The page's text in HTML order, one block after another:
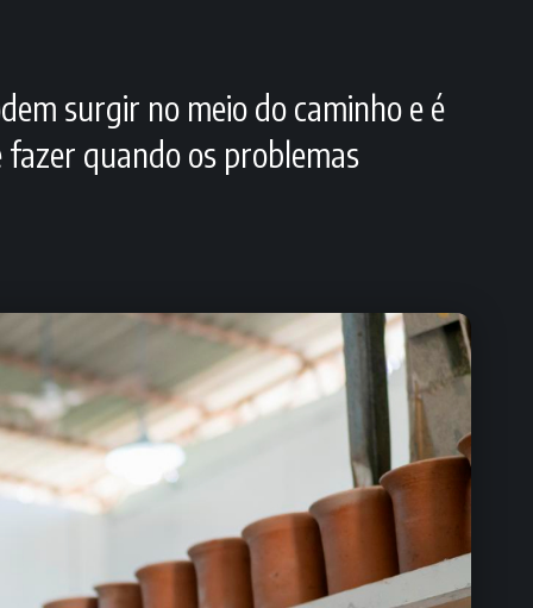
surgir no meio do caminho e é
quando os problemas